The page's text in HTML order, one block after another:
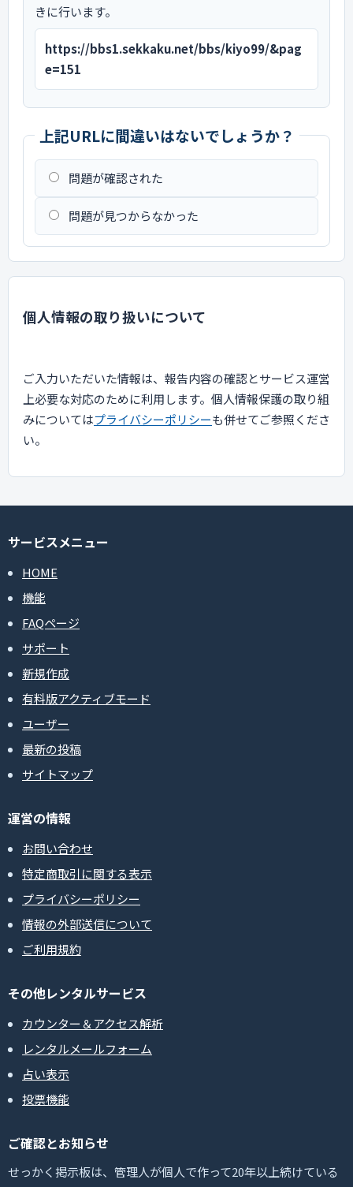
きに行います。
https://bbs1.sekkaku.net/bbs/kiyo99/&pag
e=151
上記URLに間違いはないでしょうか？
問題が確認された
問題が見つからなかった
個人情報の取り扱いについて
ご入力いただいた情報は、報告内容の確認とサービス運営
上必要な対応のために利用します。個人情報保護の取り組
みについてはプライバシーポリシーも併せてご参照くださ
い。
サービスメニュー
HOME
機能
FAQページ
サポート
新規作成
有料版アクティブモード
ユーザー
最新の投稿
サイトマップ
運営の情報
お問い合わせ
特定商取引に関する表示
プライバシーポリシー
情報の外部送信について
ご利用規約
その他レンタルサービス
カウンター＆アクセス解析
レンタルメールフォーム
占い表示
投票機能
ご確認とお知らせ
せっかく掲示板は、管理人が個人で作って20年以上続けている